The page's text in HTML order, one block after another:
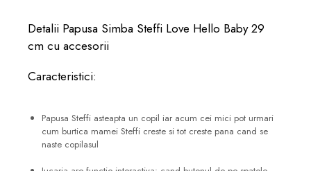
Detalii Papusa Simba Steffi Love Hello Baby 29
cm cu accesorii
Caracteristici:
Papusa Steffi asteapta un copil iar acum cei mici pot urmari
cum burtica mamei Steffi creste si tot creste pana cand se
naste copilasul